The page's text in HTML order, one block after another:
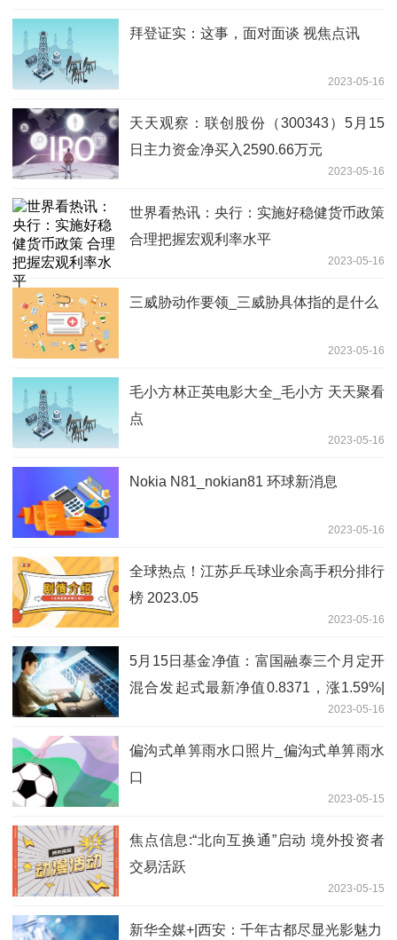
拜登证实：这事，面对面谈 视焦点讯
2023-05-16
天天观察：联创股份（300343）5月15
日主力资金净买入2590.66万元
2023-05-16
世界看热讯：央行：实施好稳健货币政策
合理把握宏观利率水平
2023-05-16
三威胁动作要领_三威胁具体指的是什么
2023-05-16
毛小方林正英电影大全_毛小方 天天聚看
点
2023-05-16
Nokia N81_nokian81 环球新消息
2023-05-16
全球热点！江苏乒乓球业余高手积分排行
榜 2023.05
2023-05-16
5月15日基金净值：富国融泰三个月定开
混合发起式最新净值0.8371，涨1.59%|
2023-05-16
偏沟式单箅雨水口照片_偏沟式单箅雨水
口
2023-05-15
焦点信息:“北向互换通”启动 境外投资者
交易活跃
2023-05-15
新华全媒+|西安：千年古都尽显光影魅力